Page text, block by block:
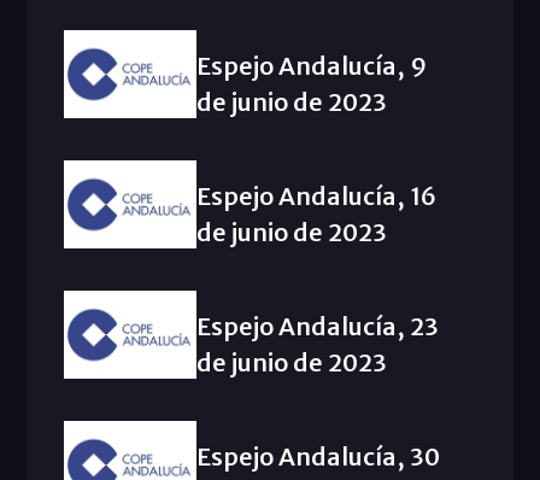
Espejo Andalucía, 9
de junio de 2023
Espejo Andalucía, 16
de junio de 2023
Espejo Andalucía, 23
de junio de 2023
Espejo Andalucía, 30